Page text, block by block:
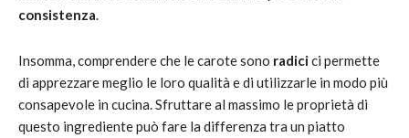
consistenza.
Insomma, comprendere che le carote sono radicici permette
di apprezzare meglio le loro qualità e di utilizzarle in modo più
consapevole in cucina. Sfruttare al massimo le proprietà di
questo ingrediente può fare la differenza tra un piatto